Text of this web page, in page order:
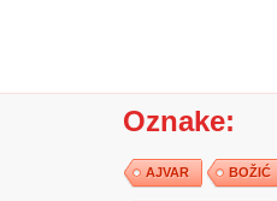
Oznake:
AJVAR BOŽIĆ